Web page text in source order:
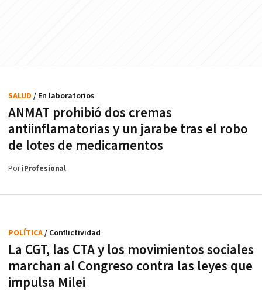
ANMAT prohibió dos cremas
antiinflamatorias y un jarabe tras el robo
de lotes de medicamentos
SALUD / En laboratorios
PoriProfesional
La CGT, las CTA y los movimientos sociales
marchan al Congreso contra las leyes que
impulsa Milei
POLÍTICA/ Conflictividad